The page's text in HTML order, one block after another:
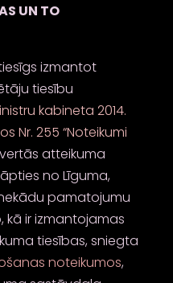
UN TO
izmantot
tiesību
kabineta 2014.
Nr. 255 “Noteikumi
atteikuma
no Līguma,
pamatojumu
kā ir izmantojamas
tiesības, sniegta
noteikumos,